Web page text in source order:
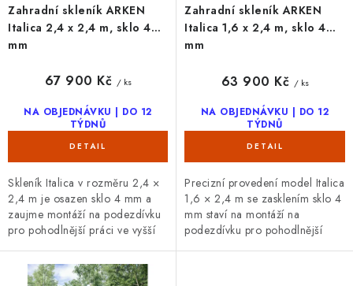
ů
Zahradní skleník ARKEN
Italica 2,4 x 2,4 m, sklo 4
mm
NA OBJEDNÁVKU | DO 12
TÝDNŮ
67 900 Kč / ks
Skleník Italica v rozměru 2,4 ×
2,4 m je osazen sklo 4 mm a
zaujme montáží na podezdívku
pro pohodlnější práci ve vyšší
výška 165 cm a individuální...
Zahradní skleník ARKEN
Italica 1,6 x 2,4 m, sklo 4
mm
NA OBJEDNÁVKU | DO 12
TÝDNŮ
63 900 Kč / ks
Precizní provedení model Italica
1,6 × 2,4 m se zasklením sklo 4
mm staví na montáží na
podezdívku pro pohodlnější